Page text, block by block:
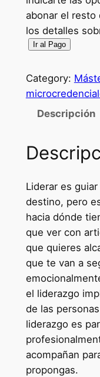
abonar el resto
los detalles
s
e
p
l
a
z
a
y
m
a
t
r
í
c
u
Ir al Pago
Category:
Descripción
Liderar es
destino, pero
hacia dónde
que ver con
que quieres
que te van a
el liderazgo
de las
liderazgo es
acompañan
propongas.